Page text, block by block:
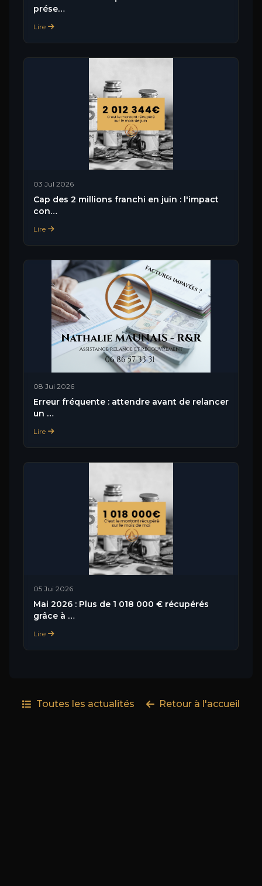
prése…
Lire
03 Jul 2026
Cap des 2 millions franchi en juin : l'impact
con…
Lire
08 Jui 2026
Erreur fréquente : attendre avant de relancer
un …
Lire
05 Jui 2026
Mai 2026 : Plus de 1 018 000 € récupérés
grâce à …
Lire
Toutes les actualités Retour à l'accueil